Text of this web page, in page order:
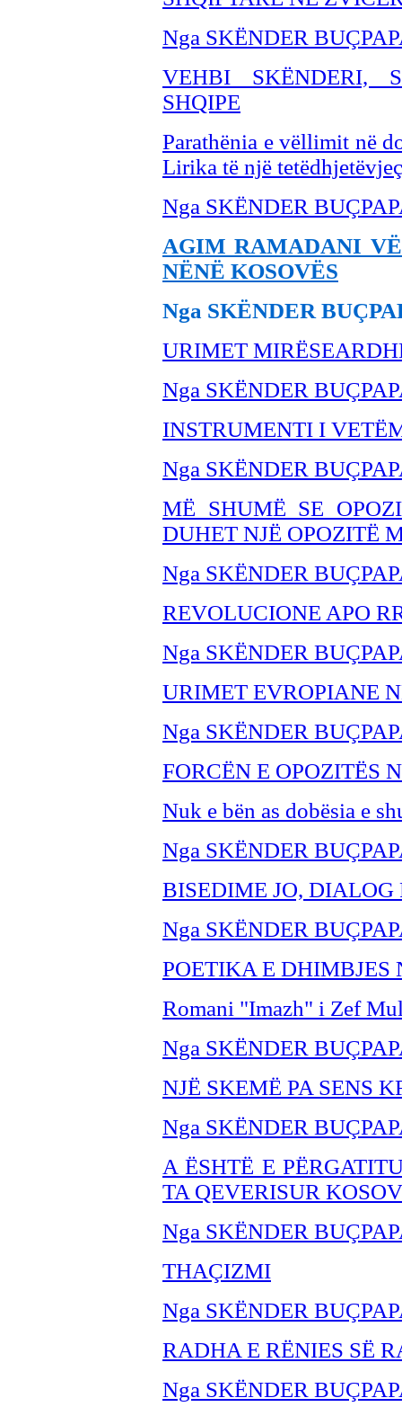
Nga SKËNDER BU
VEHBI SKËNDERI,
SHQIPE
Parathënia e vëllimit në
Lirika të një
Nga SKËNDER
AGIM RAMADANI
NËNË KOSOVËS
Nga SKËNDER
URIMET
Nga SKËNDER BU
INSTRUMENTI I
Nga SKËNDER
MË SHUMË SE
DUHET NJË OPOZITË
Nga SKËNDER
REVOLUCIONE APO
Nga SKËNDER
URIMET EVROPIANE
Nga SKËNDER BU
FORCËN E OPOZITËS
Nuk e bën as dobësia e
Nga SKËNDER BU
BISEDIME JO, DIALOG
Nga SKËNDER BU
POETIKA E DHIMBJES
Romani "Imazh" i Zef
Nga SKËNDER BU
NJË SKEMË PA SENS
Nga SKËNDER BU
A ËSHTË E
TA QEVERISUR
Nga SKËNDER BU
THAÇIZMI
Nga SKËNDER BU
RADHA E RËNIES SË
Nga SKËNDER BU